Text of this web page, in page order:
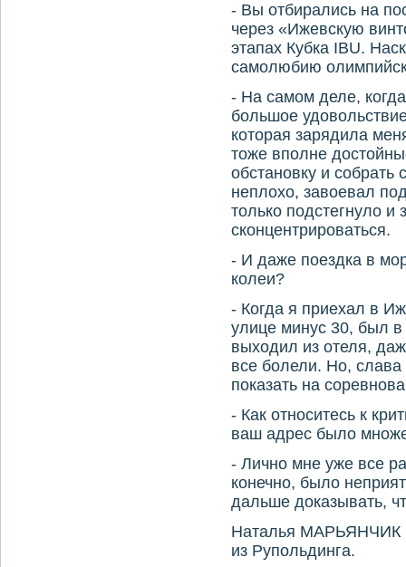
- Вы отбирались на
через «Ижевскую
этапах Кубка IBU.
самолюбию
- На самом деле,
большое
которая зарядила
тоже вполне
обстановку и собрать
неплохо, завоевал
только подстегнуло
сконцентрироваться.
- И даже поездка в
колеи?
- Когда я приехал в
улице минус 30, был
выходил из отеля,
все болели. Но, слава
показать на
- Как относитесь к
ваш адрес было
- Лично мне уже все
конечно, было
дальше доказывать,
Наталья МАРЬЯНЧИК
из Рупольдинга.